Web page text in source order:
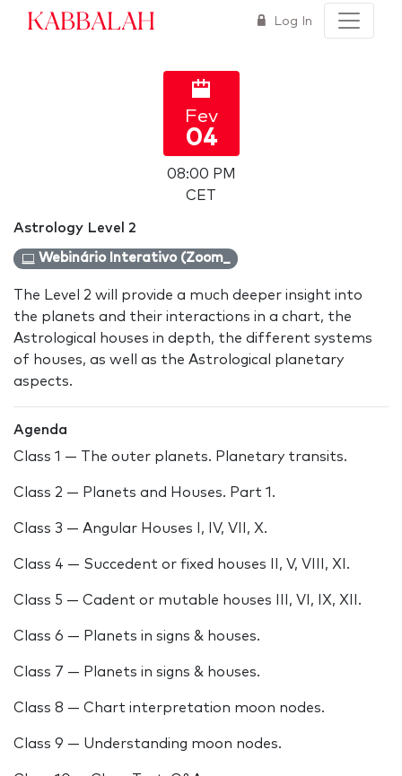
Kabbalah Log In
Fev
04
08:00 PM
CET
Astrology Level 2
Webinário Interativo (Zoom_
The Level 2 will provide a much deeper insight into
the planets and their interactions in a chart, the
Astrological houses in depth, the different systems
of houses, as well as the Astrological planetary
aspects.
Agenda
Class 1 — The outer planets. Planetary transits.
Class 2 — Planets and Houses. Part 1.
Class 3 — Angular Houses I, IV, VII, X.
Class 4 — Succedent or fixed houses II, V, VIII, XI.
Class 5 — Cadent or mutable houses III, VI, IX, XII.
Class 6 — Planets in signs & houses.
Class 7 — Planets in signs & houses.
Class 8 — Chart interpretation moon nodes.
Class 9 — Understanding moon nodes.